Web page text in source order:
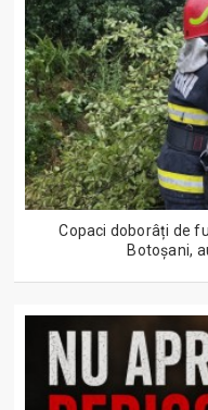
Copaci doborâți de
Botoșani,